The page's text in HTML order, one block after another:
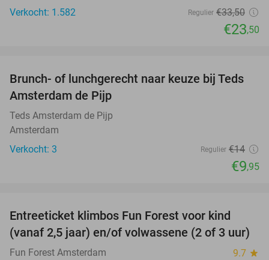
Verkocht: 1.582
Regulier €33,50
€23,50
29%
TODAY
Brunch- of lunchgerecht naar keuze bij Teds
Amsterdam de Pijp
Teds Amsterdam de Pijp
Amsterdam
Verkocht: 3
Regulier €14
€9,95
Entreeticket klimbos Fun Forest voor kind
(vanaf 2,5 jaar) en/of volwassene (2 of 3 uur)
Fun Forest Amsterdam 9.7 star